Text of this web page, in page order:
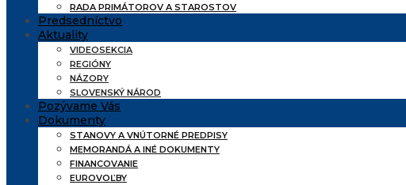
RADA PRIMÁTOROV A STAROSTOV
Predsedníctvo
Aktuality
VIDEOSEKCIA
REGIÓNY
NÁZORY
SLOVENSKÝ NÁROD
Pozývame Vás
Dokumenty
STANOVY A VNÚTORNÉ PREDPISY
MEMORANDÁ A INÉ DOKUMENTY
FINANCOVANIE
EUROVOĽBY